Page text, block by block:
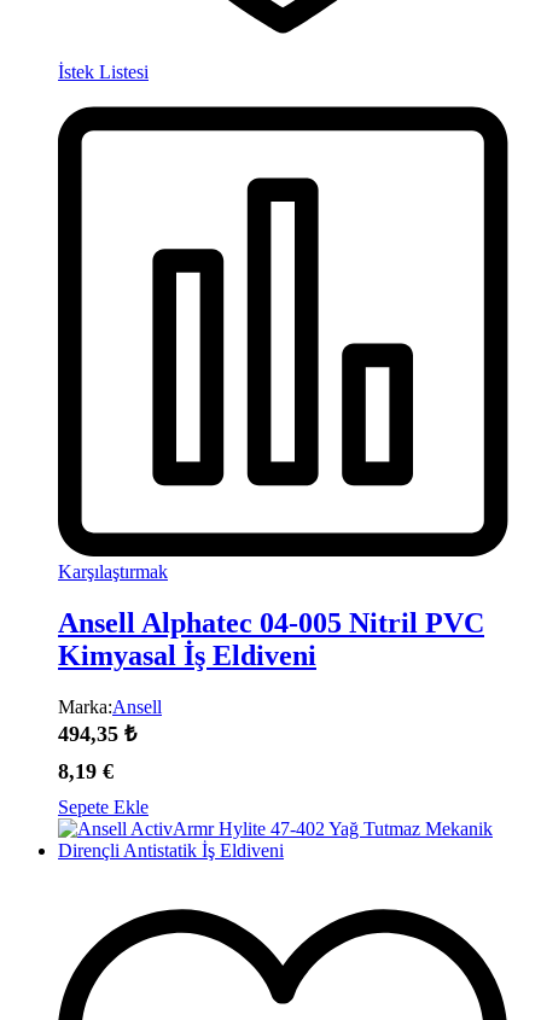
İstek Listesi
Karşılaştırmak
Ansell Alphatec 04-005 Nitril PVC
Kimyasal İş Eldiveni
Marka:Ansell
494,35 ₺
8,19 €
Sepete Ekle